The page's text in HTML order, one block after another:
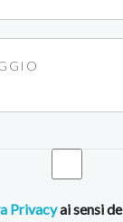
Privacyai sensi